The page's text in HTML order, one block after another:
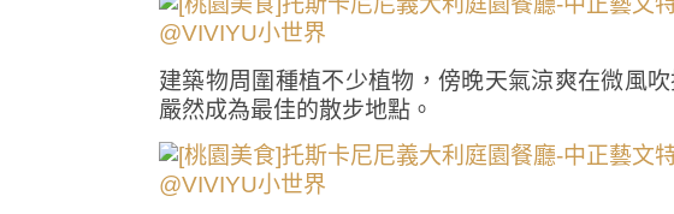
建築物周圍種植不少植物，傍晚天氣涼爽在微風
嚴然成為最佳的散步地點。